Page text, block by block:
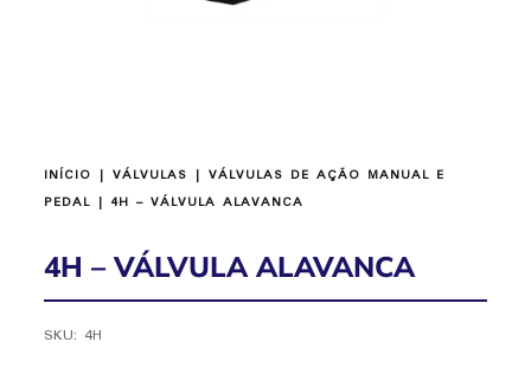
INÍCIO |VÁLVULAS |VÁLVULAS DE AÇÃO MANUAL E
PEDAL | 4H – VÁLVULA ALAVANCA
4H – VÁLVULA ALAVANCA
SKU:4H